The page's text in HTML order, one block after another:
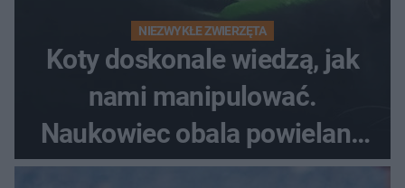
NIEZWYKŁE ZWIERZĘTA
Koty doskonale wiedzą, jak
nami manipulować.
Naukowiec obala powielane
od lat mity na ich temat